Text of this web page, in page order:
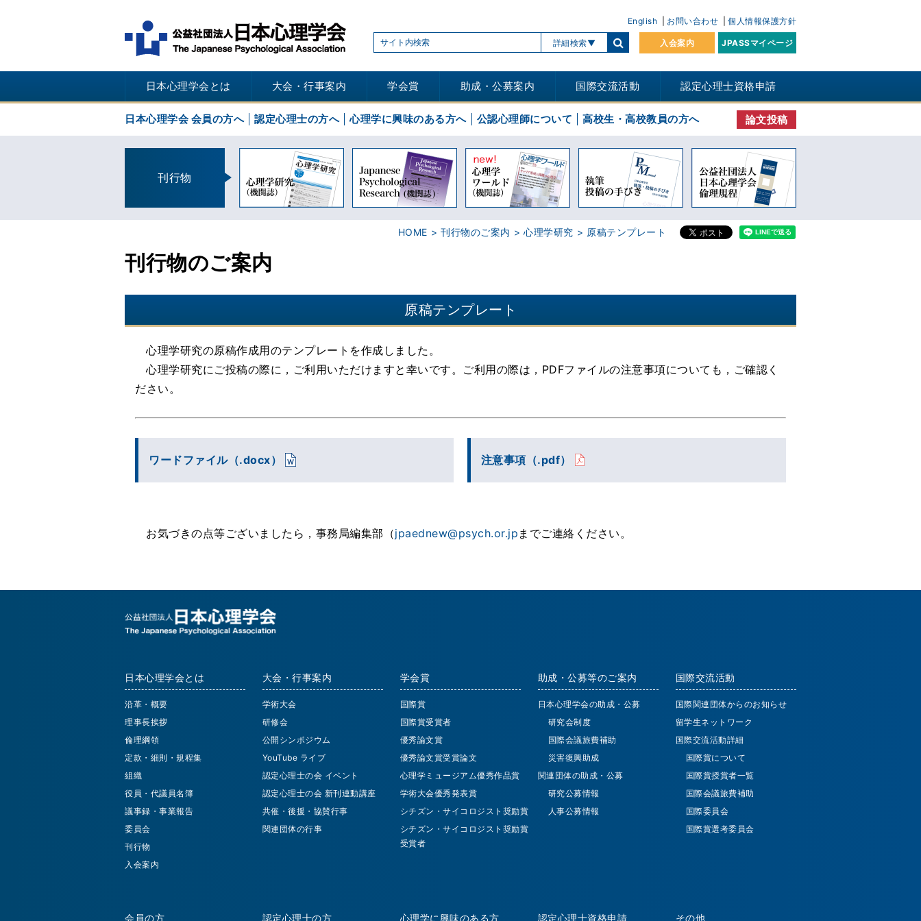
English お問い合わせ 個人情報保護方針
詳細検索 入会案内 JPASSマイページ
日本心理学会とは 大会・行事案内 学会賞 助成・公募案内 国際交流活動 認定心理士資格申請
日本心理学会 会員の方へ 認定心理士の方へ 心理学に興味のある方へ 公認心理師について 高校生・高校教員の方へ 論文投稿
刊行物
HOME 刊行物のご案内 心理学研究 原稿テンプレート
刊行物のご案内
原稿テンプレート
心理学研究の原稿作成用のテンプレートを作成しました。
心理学研究にご投稿の際に，ご利用いただけますと幸いです。ご利用の際は，PDFファイルの注意事項についても，ご確認く
ださい。
ワードファイル（.docx） 注意事項（.pdf）
お気づきの点等ございましたら，事務局編集部（jpaednew@psych.or.jp までご連絡ください。
日本心理学会とは
沿革・概要
理事長挨拶
倫理綱領
定款・細則・規程集
組織
役員・代議員名簿
議事録・事業報告
委員会
刊行物
入会案内
大会・行事案内
学術大会
研修会
公開シンポジウム
YouTube ライブ
認定心理士の会 イベント
認定心理士の会 新刊連動講座
共催・後援・協賛行事
関連団体の行事
学会賞
国際賞
国際賞受賞者
優秀論文賞
優秀論文賞受賞論文
心理学ミュージアム優秀作品賞
学術大会優秀発表賞
シチズン・サイコロジスト奨励賞
シチズン・サイコロジスト奨励賞
受賞者
助成・公募等のご案内
日本心理学会の助成・公募
研究会制度
国際会議旅費補助
災害復興助成
関連団体の助成・公募
研究公募情報
人事公募情報
国際交流活動
国際関連団体からのお知らせ
留学生ネットワーク
国際交流活動詳細
国際賞について
国際賞授賞者一覧
国際会議旅費補助
国際委員会
国際賞選考委員会
会員の方 認定心理士の方 心理学に興味のある方 認定心理士資格申請 その他